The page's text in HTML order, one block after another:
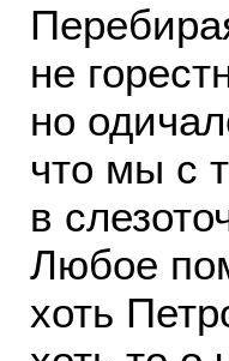
не
но
что мы с
в
Любое
хоть